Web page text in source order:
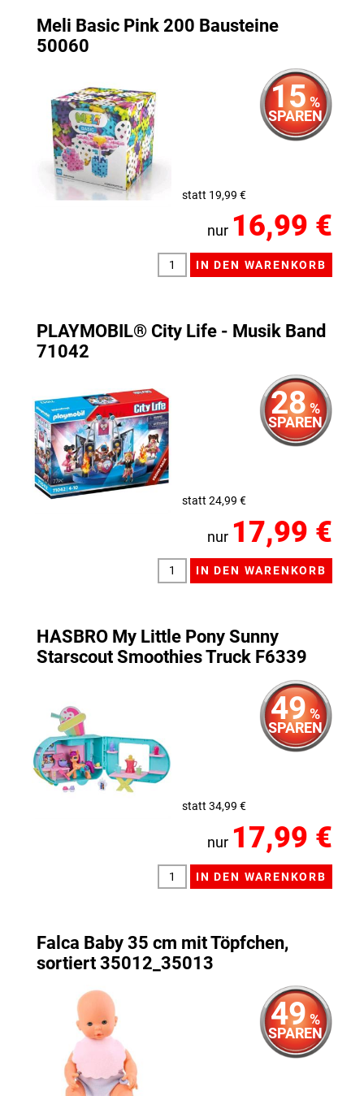
Meli Basic Pink 200 Bausteine
50060
15 %
SPAREN
statt 19,99 €
nur 16,99 €
PLAYMOBIL® City Life - Musik Band
71042
28 %
SPAREN
statt 24,99 €
nur 17,99 €
HASBRO My Little Pony Sunny
Starscout Smoothies Truck F6339
49 %
SPAREN
statt 34,99 €
nur 17,99 €
Falca Baby 35 cm mit Töpfchen,
sortiert 35012_35013
49 %
SPAREN